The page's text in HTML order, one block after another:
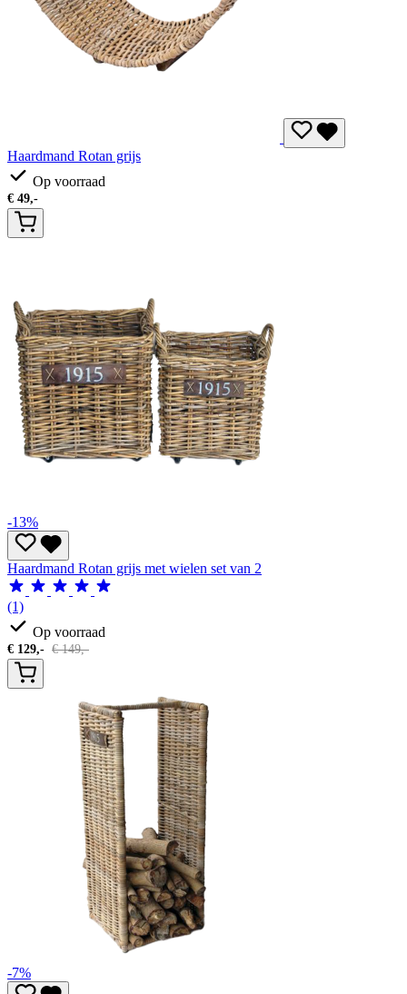
Haardmand Rotan grijs
Op voorraad
€ 49,-
-13%
Haardmand Rotan grijs met wielen set van 2
(1)
Op voorraad
€ 129,- €149,-
-7%